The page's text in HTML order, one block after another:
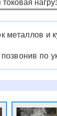
металлов и
позвонив